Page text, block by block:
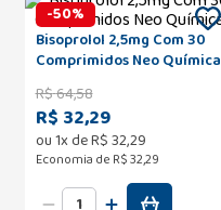
-50%
Bisoprolol 2,5mg Com 30
Comprimidos Neo Química
R$64,58
R$ 32,29
ou1x deR$32,29
Economia de R$ 32,29